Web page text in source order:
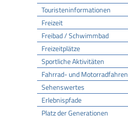
Touristeninformationen
Freizeit
Freibad / Schwimmbad
Freizeitplätze
Sportliche Aktivitäten
Fahrrad- und Motorradfahren
Sehenswertes
Erlebnispfade
Platz der Generationen